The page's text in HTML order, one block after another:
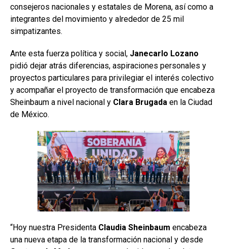
consejeros nacionales y estatales de Morena, así como a
integrantes del movimiento y alrededor de 25 mil
simpatizantes.
Ante esta fuerza política y social, Janecarlo Lozano
pidió dejar atrás diferencias, aspiraciones personales y
proyectos particulares para privilegiar el interés colectivo
y acompañar el proyecto de transformación que encabeza
Sheinbaum a nivel nacional y Clara Brugada en la Ciudad
de México.
“Hoy nuestra Presidenta Claudia Sheinbaum encabeza
una nueva etapa de la transformación nacional y desde